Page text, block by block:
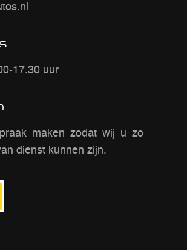
17.30 uur
maken zodat wij u zo
dienst kunnen zijn.